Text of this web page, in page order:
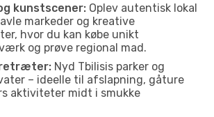
kunstscener: Oplev autentisk lokal
markeder og kreative
hvor du kan købe unikt
og prøve regional mad.
retræter: Nyd Tbilisis parker og
– ideelle til afslapning, gåture
aktiviteter midt i smukke